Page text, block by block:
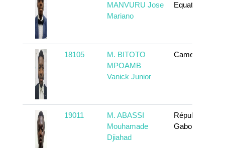
MANVURU Jose
Mariano
Equatoriale
18105
M. BITOTO
MPOAMB
Vanick Junior
Cameroun
19011
M. ABASSI
Mouhamade
Djiahad
République
Gabonaise